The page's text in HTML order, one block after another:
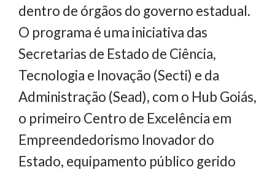
dentro de órgãos do governo estadual.
O programa é uma iniciativa das
Secretarias de Estado de Ciência,
Tecnologia e Inovação (Secti) e da
Administração (Sead), com o Hub Goiás,
o primeiro Centro de Excelência em
Empreendedorismo Inovador do
Estado, equipamento público gerido